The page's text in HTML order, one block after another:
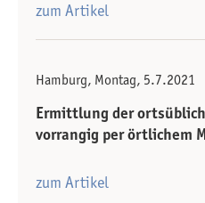
zum Artikel
Hamburg, Montag, 5.7.2021
Ermittlung der
vorrangig per örtlichem
zum Artikel